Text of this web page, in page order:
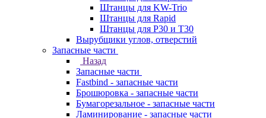
Штанцы для KW-Trio
Штанцы для Rapid
Штанцы для Р30 и Т30
Вырубщики углов, отверстий
Запасные части
Назад
Запасные части
Fastbind - запасные части
Брошюровка - запасные части
Бумагорезальное - запасные части
Ламинирование - запасные части